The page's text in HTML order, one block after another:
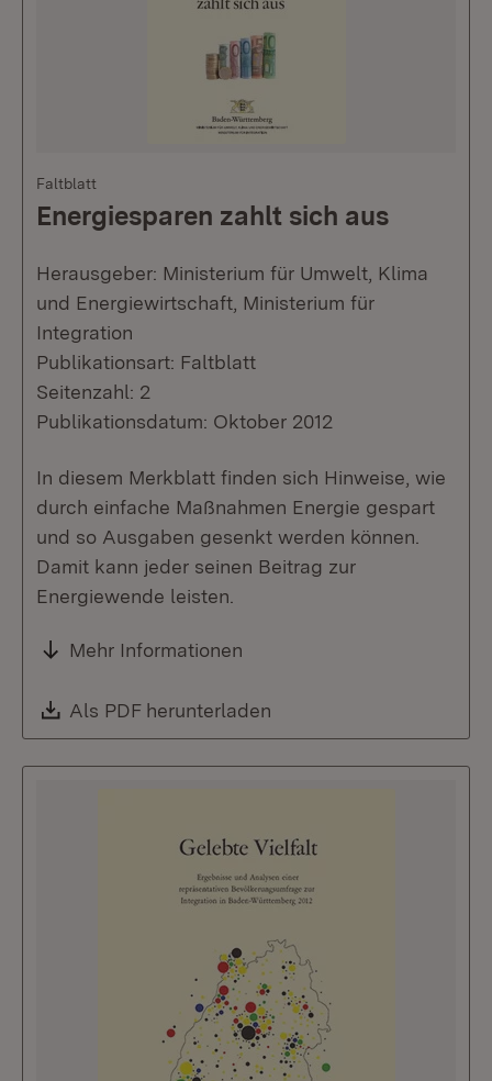
Faltblatt
Energiesparen zahlt sich aus
Herausgeber: Ministerium für Umwelt, Klima
und Energiewirtschaft, Ministerium für
Integration
Publikationsart: Faltblatt
Seitenzahl: 2
Publikationsdatum: Oktober 2012
In diesem Merkblatt finden sich Hinweise, wie
durch einfache Maßnahmen Energie gespart
und so Ausgaben gesenkt werden können.
Damit kann jeder seinen Beitrag zur
Energiewende leisten.
Mehr Informationen
Download:
Als PDF herunterladen